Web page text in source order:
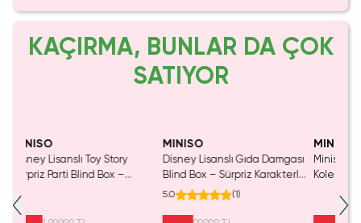
KAÇIRMA, BUNLAR DA ÇOK
SATIYOR
MINISO
Disney Lisanslı Gıda Damgası
Blind Box – Sürpriz Karakterli
MINISO
Miniso Lisanslı Soft Fufu
Koleksiyonu Aç Tavşan Peluş
Oyuncak
Disney